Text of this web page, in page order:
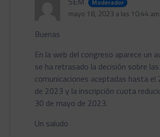
Moderador
mayo 18, 2023 a las 10:44 am
Buenas
En la web del congreso aparece un
se ha retrasado la decisión sobre las
comunicaciones aceptadas hasta el
de 2023 y la inscripción cuota
30 de mayo de 2023.
Un saludo